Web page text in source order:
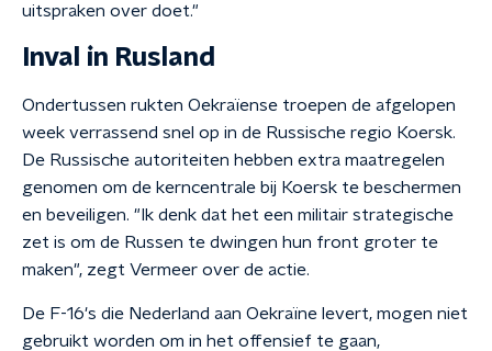
uitspraken over doet."
Inval in Rusland
Ondertussen rukten Oekraïense troepen de afgelopen
week verrassend snel op in de Russische regio Koersk.
De Russische autoriteiten hebben extra maatregelen
genomen om de kerncentrale bij Koersk te beschermen
en beveiligen. "Ik denk dat het een militair strategische
zet is om de Russen te dwingen hun front groter te
maken", zegt Vermeer over de actie.
De F-16's die Nederland aan Oekraïne levert, mogen niet
gebruikt worden om in het offensief te gaan,